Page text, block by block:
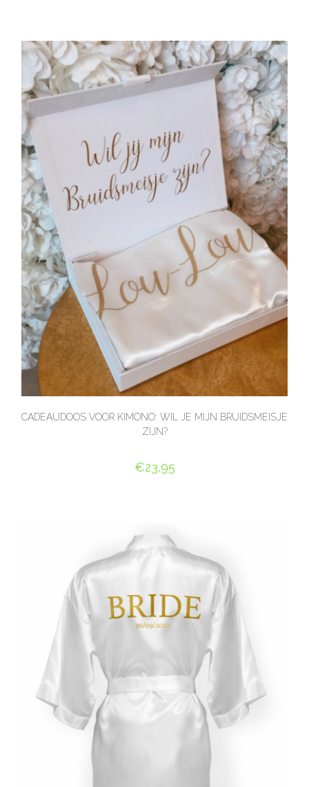
CADEAUDOOS VOOR KIMONO: WIL JE MIJN BRUIDSMEISJE
ZIJN?
€23,95